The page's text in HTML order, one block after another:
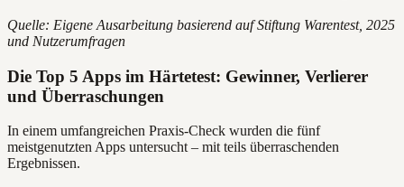
Quelle: Eigene Ausarbeitung basierend auf Stiftung Warentest, 2025
und Nutzerumfragen
Die Top 5 Apps im Härtetest: Gewinner, Verlierer
und Überraschungen
In einem umfangreichen Praxis-Check wurden die fünf
meistgenutzten Apps untersucht – mit teils überraschenden
Ergebnissen.